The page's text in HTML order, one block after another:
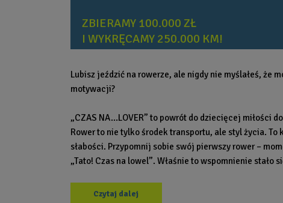
ZBIERAMY 100.000 ZŁ
I WYKRĘCAMY 250.000 KM!
Lubisz jeździć na rowerze, ale nigdy nie myślałeś, że
motywacji?
„CZAS NA…LOVER” to powrót do dziecięcej miłości
Rower to nie tylko środek transportu, ale styl życia.
słabości. Przypomnij sobie swój pierwszy rower –
„Tato! Czas na lowel”. Właśnie to wspomnienie
Czytaj dalej